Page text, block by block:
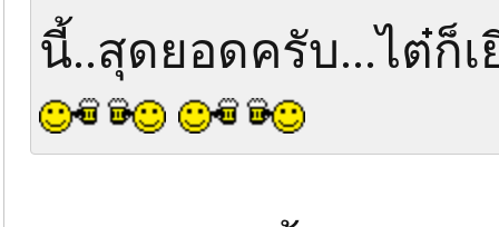
นี้..สุดยอดครับ...ไต๋ก็